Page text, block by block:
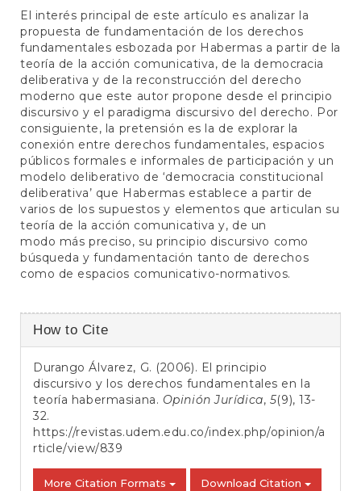
El interés principal de este artículo es analizar la
propuesta de fundamentación de los derechos
fundamentales esbozada por Habermas a partir de la
teoría de la acción comunicativa, de la democracia
deliberativa y de la reconstrucción del derecho
moderno que este autor propone desde el principio
discursivo y el paradigma discursivo del derecho. Por
consiguiente, la pretensión es la de explorar la
conexión entre derechos fundamentales, espacios
públicos formales e informales de participación y un
modelo deliberativo de ‘democracia constitucional
deliberativa’ que Habermas establece a partir de
varios de los supuestos y elementos que articulan su
teoría de la acción comunicativa y, de un
modo más preciso, su principio discursivo como
búsqueda y fundamentación tanto de derechos
como de espacios comunicativo-normativos.
Article
Details
How to Cite
Durango Álvarez, G. (2006). El principio
discursivo y los derechos fundamentales en la
teoría habermasiana. Opinión Jurídica, 5(9), 13-
32.
https://revistas.udem.edu.co/index.php/opinion/a
rticle/view/839
More Citation Formats Download Citation